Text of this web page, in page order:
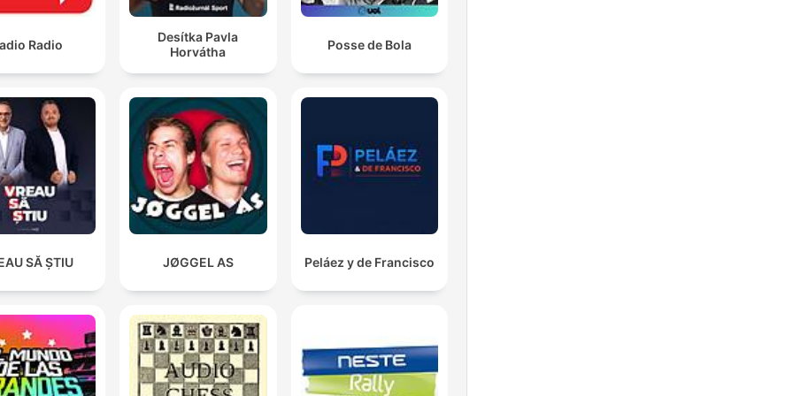
Radio
Desítka Pavla
Horvátha
Posse de Bola
SĂ ȘTIU JØGGEL AS Peláez y de Francisco